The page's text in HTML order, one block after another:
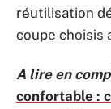
réutilisation
coupe choisis
A lire en
confortable :